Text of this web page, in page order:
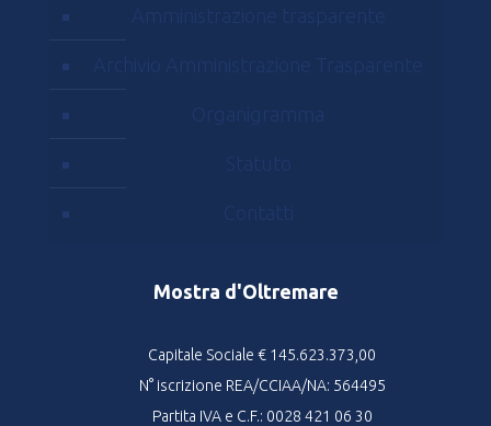
Amministrazione trasparente
Archivio Amministrazione Trasparente
Organigramma
Statuto
Contatti
Mostra d'Oltremare
Capitale Sociale € 145.623.373,00
N° iscrizione REA/CCIAA/NA: 564495
Partita IVA e C.F.: 0028 421 06 30